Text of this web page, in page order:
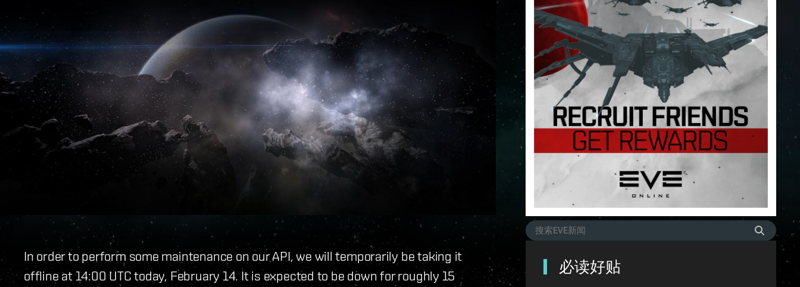
In order to perform some maintenance on our API, we will temporarily be taking it
offline at 14:00 UTC today, February 14. It is expected to be down for roughly 15
必读好贴